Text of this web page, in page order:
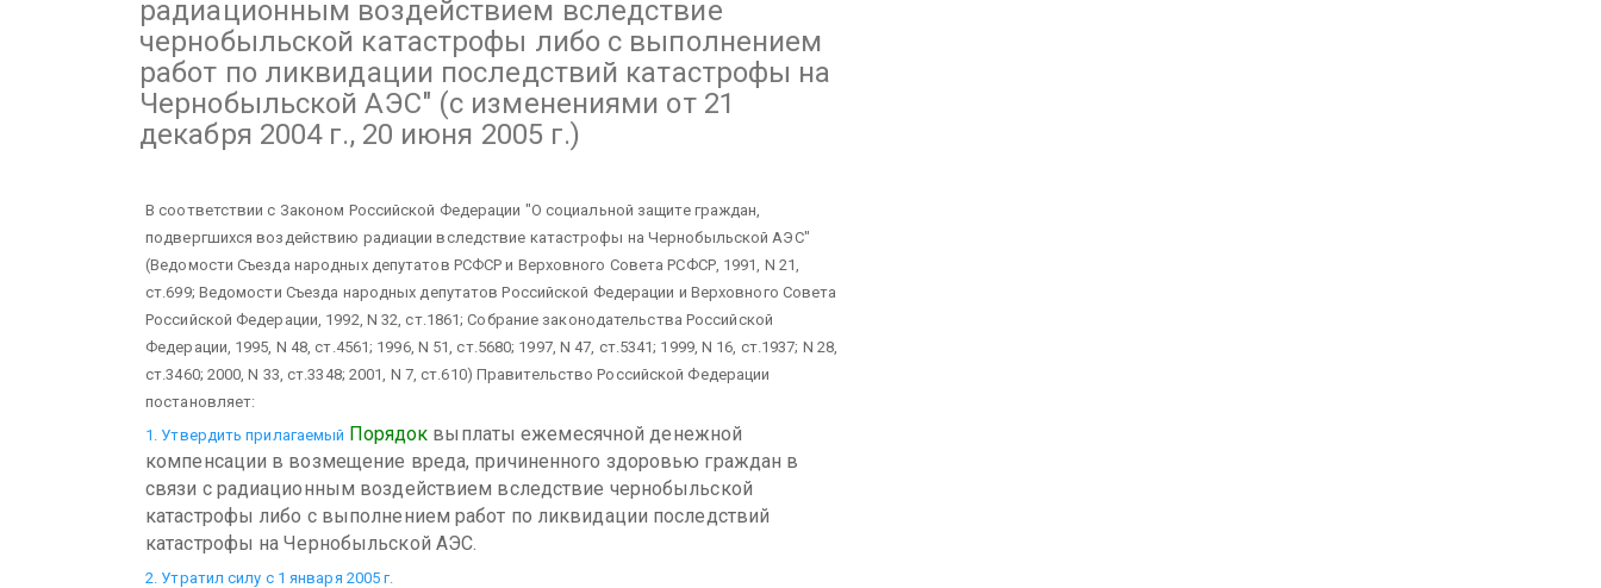
радиационным воздействием вследствие
чернобыльской катастрофы либо с выполнением
работ по ликвидации последствий катастрофы на
Чернобыльской АЭС" (с изменениями от 21
декабря 2004 г., 20 июня 2005 г.)
В соответствии с Законом Российской Федерации "О социальной защите граждан,
подвергшихся воздействию радиации вследствие катастрофы на Чернобыльской АЭС"
(Ведомости Съезда народных депутатов РСФСР и Верховного Совета РСФСР, 1991, N 21,
ст.699; Ведомости Съезда народных депутатов Российской Федерации и Верховного Совета
Российской Федерации, 1992, N 32, ст.1861; Собрание законодательства Российской
Федерации, 1995, N 48, ст.4561; 1996, N 51, ст.5680; 1997, N 47, ст.5341; 1999, N 16, ст.1937; N 28,
ст.3460; 2000, N 33, ст.3348; 2001, N 7, ст.610) Правительство Российской Федерации
постановляет:
1. Утвердить прилагаемый Порядок выплаты ежемесячной денежной
компенсации в возмещение вреда, причиненного здоровью граждан в
связи с радиационным воздействием вследствие чернобыльской
катастрофы либо с выполнением работ по ликвидации последствий
катастрофы на Чернобыльской АЭС.
2. Утратил силу с 1 января 2005 г.